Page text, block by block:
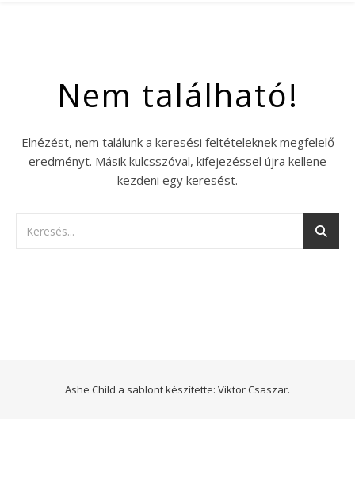
Nem található!
Elnézést, nem találunk a keresési feltételeknek megfelelő
eredményt. Másik kulcsszóval, kifejezéssel újra kellene
kezdeni egy keresést.
Ashe Child a sablont készítette: Viktor Csaszar.